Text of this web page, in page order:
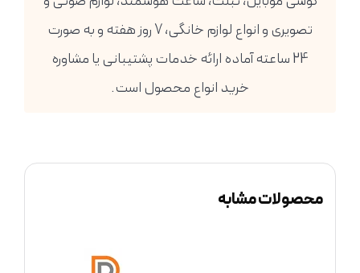
تصویری و انواع لوازم خانگی، 7 روز هفته و به صورت
24 ساعته آماده ارائه خدمات پشتیبانی یا مشاوره
خرید انواع محصول است.
محصولات مشابه